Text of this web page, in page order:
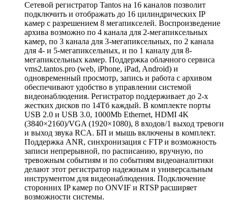
Сетевой регистратор Tantos на 16 каналов позволит
подключить и отображать до 16 цилиндрических IP
камер с разрешением 8 мегапикселей. Воспроизведение
архива возможно по 4 канала для 2-мегапиксельных
камер, по 3 канала для 3-мегапиксельных, по 2 канала
для 4- и 5-мегапиксельных, и по 1 каналу для 8-
мегапиксельных камер. Поддержка облачного сервиса
vms2.tantos.pro (web, iPhone, iPad, Android) и
одновременный просмотр, запись и работа с архивом
обеспечивают удобство в управлении системой
видеонаблюдения. Регистратор поддерживает до 2-х
жестких дисков по 14Тб каждый. В комплекте порты
USB 2.0 и USB 3.0, 1000Mb Ethernet, HDMI 4K
(3840×2160)/VGA (1920×1080), 8 входов/1 выход тревоги
и выход звука RCA. БП и мышь включены в комплект.
Поддержка ANR, синхронизация с FTP и возможность
записи непрерывной, по расписанию, вручную, по
тревожным событиям и по событиям видеоаналитики
делают этот регистратор надежным и универсальным
инструментом для видеонаблюдения. Подключение
сторонних IP камер по ONVIF и RTSP расширяет
возможности системы.